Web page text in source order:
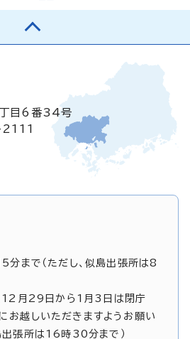
丁目6番34号
2111
まで（ただし、似島出張所は8
12月29日から1月3日は閉庁
お越しいただきますようお願い
出張所は16時30分まで）